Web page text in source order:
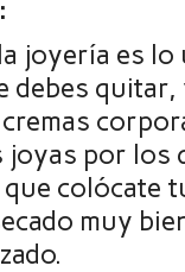
joyería es
debes quitar,
joyas por los
colócate
muy